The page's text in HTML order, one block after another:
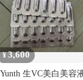
¥3,600
Yunth 生VC美白美容